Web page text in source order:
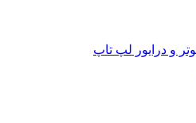
و درایور لپ تاپ